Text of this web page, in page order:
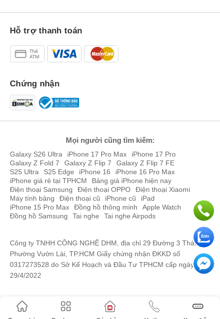
Hỗ trợ thanh toán
Chứng nhận
Mọi người cũng tìm kiếm:
Galaxy S26 Ultra iPhone 17 Pro Max
iPhone 17 Pro
Galaxy Z Fold 7
Galaxy Z Flip 7
Galaxy Z Flip 7 FE
S25 Ultra
S25 Edge iPhone 16
iPhone 16 Pro Max
iPhone giá rẻ tại TPHCM
Bảng giá iPhone hiện nay
Điện thoại Samsung
Điện thoại OPPO
Điện thoại Xiaomi
Máy tính bảng
Điện thoại cũ iPhone cũ
iPad
iPhone 15 Pro Max
Đồng hồ thông minh
Apple Watch
Đồng hồ Samsung
Tai nghe Tai nghe Airpods
Công ty TNHH CÔNG NGHỆ DHM, địa chỉ 29 Đường 3 Tháng 2,
Phường Vườn Lài, TP.HCM Giấy chứng nhận ĐKKD số
0317273528 do Sở Kế Hoạch và Đầu Tư TPHCM cấp ngày
29/4/2022